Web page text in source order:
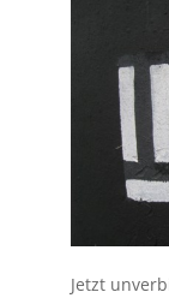
Jetzt